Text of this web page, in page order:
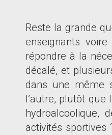
Reste la grande
enseignants
répondre à la
décalé, et
dans une même
l’autre, plutôt que l
hydroalcoolique,
activités sportives